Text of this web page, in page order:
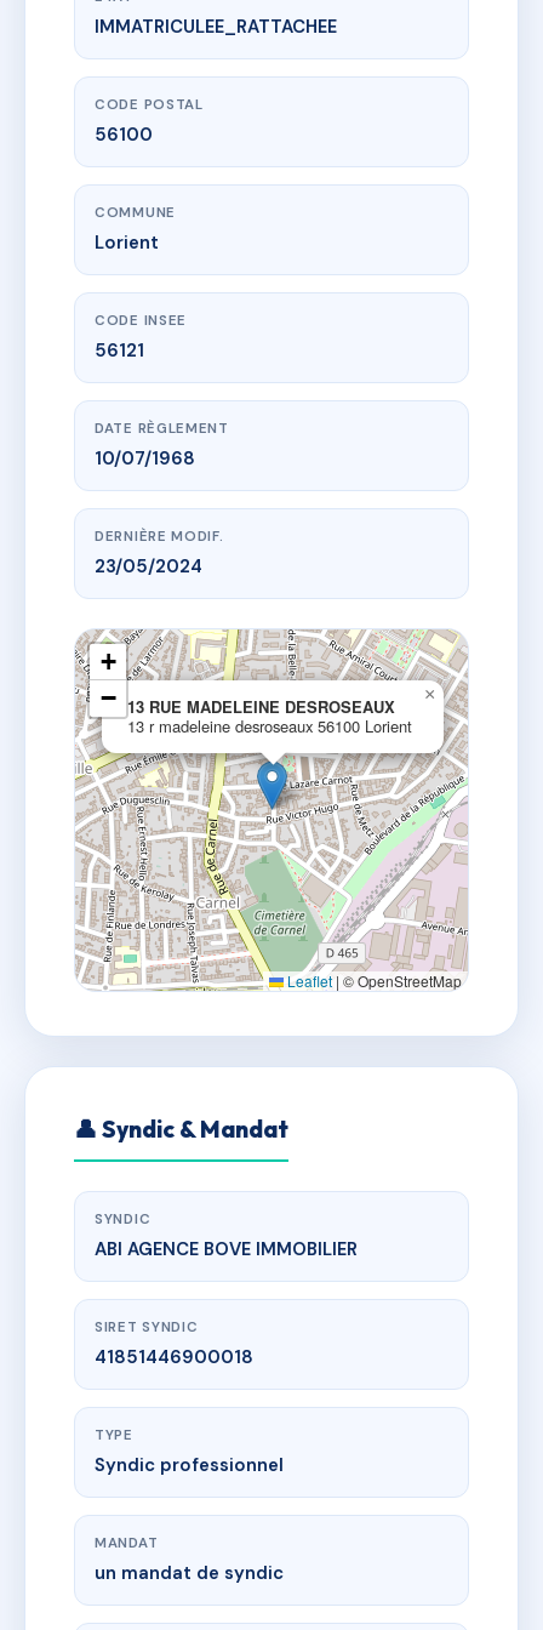
www.vme.plus/AE1861970
13 RUE MADELEINE DESROSEAUX
13 r madeleine desroseaux
IMMATRICULEE_RATTACHEE
CODE POSTAL
56100
COMMUNE
Lorient
CODE INSEE
56121
DATE RÈGLEMENT
10/07/1968
DERNIÈRE MODIF.
23/05/2024
13 RUE MADELEINE DESROSEAUX
13 r madeleine desroseaux 56100 Lorient
×
+
−
Leaflet | © OpenStreetMap
👤 Syndic & Mandat
SYNDIC
ABI AGENCE BOVE IMMOBILIER
SIRET SYNDIC
41851446900018
TYPE
Syndic professionnel
MANDAT
un mandat de syndic